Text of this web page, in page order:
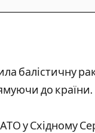
балістичну
до країни.
у Східному